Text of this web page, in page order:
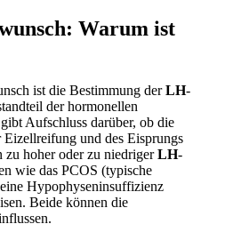
Warum ist
ist die Bestimmung derLH-
der hormonellen
Aufschluss darüber, ob die
und des Eisprungs
hoher oder zu niedrigerLH-
wie das PCOS (typische
Hypophyseninsuffizienz
Beide können die